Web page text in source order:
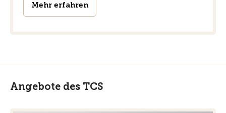
Mehr erfahren
Angebote des TCS